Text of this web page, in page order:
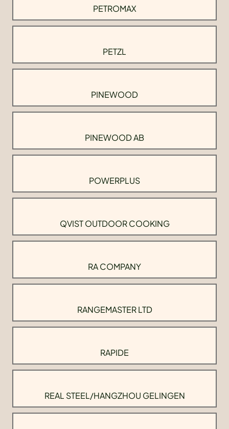
PETROMAX
PETZL
PINEWOOD
PINEWOOD AB
POWERPLUS
QVIST OUTDOOR COOKING
RA COMPANY
RANGEMASTER LTD
RAPIDE
REAL STEEL/HANGZHOU GELINGEN